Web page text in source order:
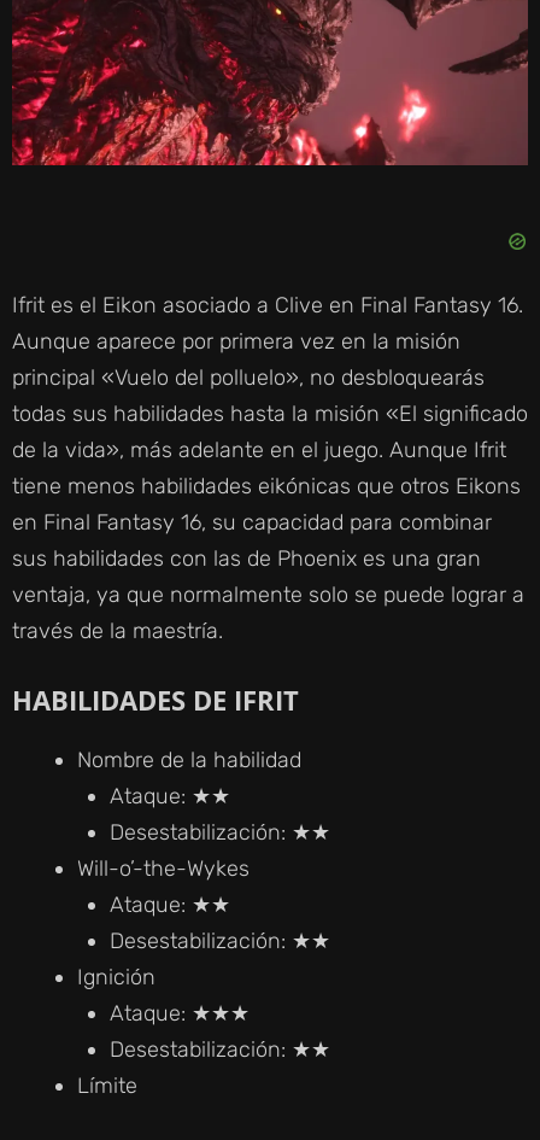
Ifrit es el Eikon asociado a Clive en Final Fantasy 16.
Aunque aparece por primera vez en la misión
principal «Vuelo del polluelo», no desbloquearás
todas sus habilidades hasta la misión «El significado
de la vida», más adelante en el juego. Aunque Ifrit
tiene menos habilidades eikónicas que otros Eikons
en Final Fantasy 16, su capacidad para combinar
sus habilidades con las de Phoenix es una gran
ventaja, ya que normalmente solo se puede lograr a
través de la maestría.
HABILIDADES DE IFRIT
Nombre de la habilidad
Ataque: ★★
Desestabilización: ★★
Will-o’-the-Wykes
Ataque: ★★
Desestabilización: ★★
Ignición
Ataque: ★★★
Desestabilización: ★★
Límite